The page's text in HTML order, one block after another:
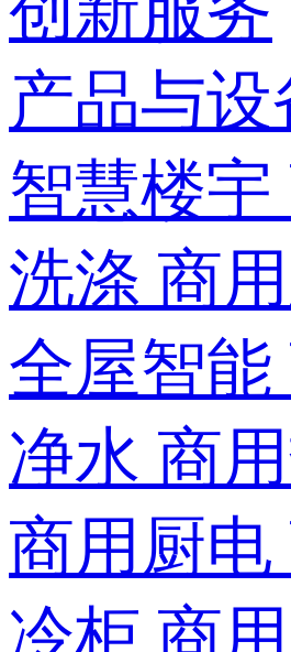
产品与设
智慧楼宇
洗涤 商
全屋智能
净水 商
商用厨电
冷柜 商